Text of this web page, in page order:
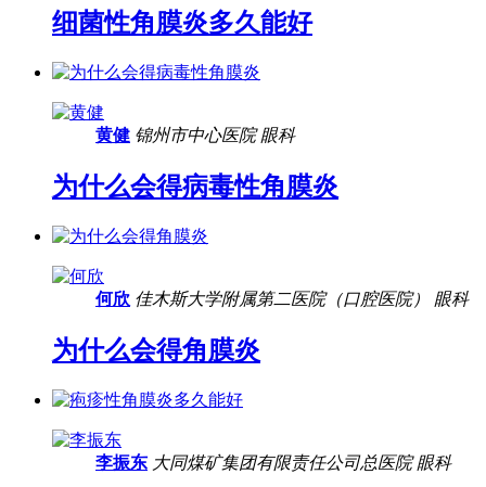
细菌性角膜炎多久能好
黄健 锦州市中心医院 眼科
为什么会得病毒性角膜炎
何欣 佳木斯大学附属第二医院（口腔医院） 眼科
为什么会得角膜炎
李振东 大同煤矿集团有限责任公司总医院 眼科